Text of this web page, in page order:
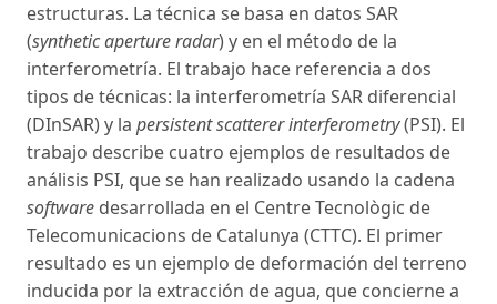
estructuras. La técnica se basa en datos SAR
(synthetic aperture radar) y en el método de la
interferometría. El trabajo hace referencia a dos
tipos de técnicas: la interferometría SAR diferencial
(DInSAR) y la persistent scatterer interferometry(PSI). El
trabajo describe cuatro ejemplos de resultados de
análisis PSI, que se han realizado usando la cadena
software desarrollada en el Centre Tecnològic de
Telecomunicacions de Catalunya (CTTC). El primer
resultado es un ejemplo de deformación del terreno
inducida por la extracción de agua, que concierne a